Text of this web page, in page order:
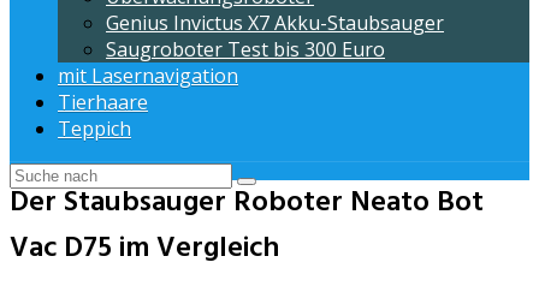
Genius Invictus X7 Akku-Staubsauger
Saugroboter Test bis 300 Euro
mit Lasernavigation
Tierhaare
Teppich
Der Staubsauger Roboter Neato Bot
Vac D75 im Vergleich